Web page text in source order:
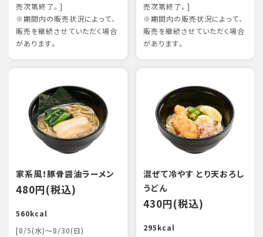
売次第終了。]
※期間内の販売状況によって、
販売を継続させていただく場合
があります。
売次第終了。]
※期間内の販売状況によって、
販売を継続させていただく場合
があります。
家系風！豚骨醤油ラーメン
480円(税込)
560kcal
[8/5(水)～8/30(日)
混ぜて冷やす とり天おろし
うどん
430円(税込)
295kcal